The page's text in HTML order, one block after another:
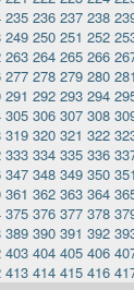
235 236 237 238
249 250 251 252
263 264 265 266
277 278 279 280 281
291 292 293 294
305 306 307 308
319 320 321 322
333 334 335 336
347 348 349 350 351
361 362 363 364
375 376 377 378
389 390 391 392
403 404 405 406
413 414 415 416